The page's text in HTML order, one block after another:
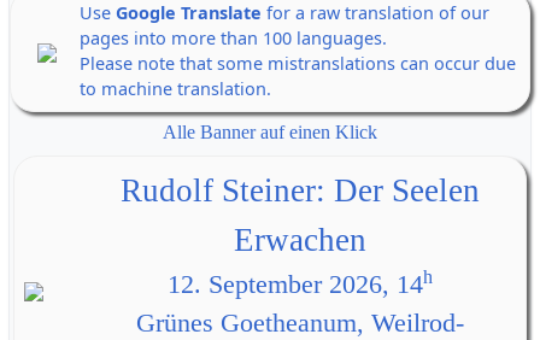
Use Google Translate for a raw translation of our
pages into more than 100 languages.
Please note that some mistranslations can occur due
to machine translation.
Alle Banner auf einen Klick
Rudolf Steiner: Der Seelen
Erwachen
12. September 2026, 14h
Grünes Goetheanum, Weilrod-